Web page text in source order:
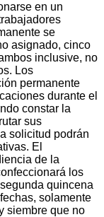
en un
se
asignado, cinco
inclusive, no
Los
permanente
durante el
constar la
sus
solicitud podrán
El
de la
los
quincena
solamente
siembre que no